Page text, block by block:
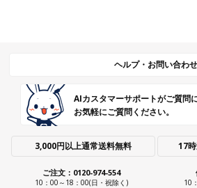
ヘルプ・お問い合わせ
AIカスタマーサポートがご質問
お気軽にご質問ください。
3,000円以上通常送料無料 17
ご注文：0120-974-554
10：00～18：00(日・祝除く) 10